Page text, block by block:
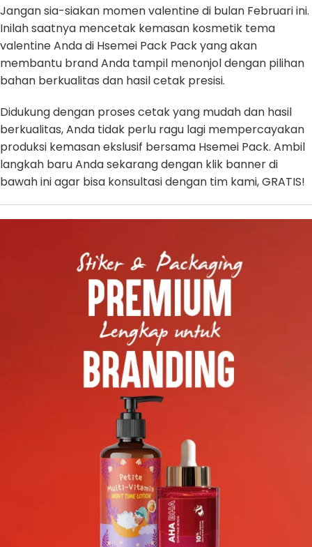
Jangan sia-siakan momen valentine di bulan Februari ini.
Inilah saatnya mencetak kemasan kosmetik tema
valentine Anda di Hsemei Pack Pack yang akan
membantu brand Anda tampil menonjol dengan pilihan
bahan berkualitas dan hasil cetak presisi.
Didukung dengan proses cetak yang mudah dan hasil
berkualitas, Anda tidak perlu ragu lagi mempercayakan
produksi kemasan ekslusif bersama Hsemei Pack. Ambil
langkah baru Anda sekarang dengan klik banner di
bawah ini agar bisa konsultasi dengan tim kami, GRATIS!